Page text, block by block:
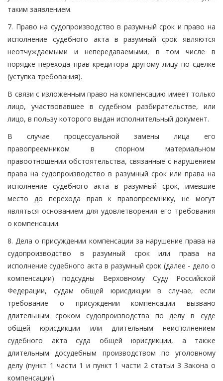
таким заявлением.
7. Право на судопроизводство в разумный срок и право на
исполнение судебного акта в разумный срок являются
неотчуждаемыми и непередаваемыми, в том числе в
порядке перехода прав кредитора другому лицу по сделке
(уступка требования).
В связи с изложенным право на компенсацию имеет только
лицо, участвовавшее в судебном разбирательстве, или
лицо, в пользу которого выдан исполнительный документ.
В случае процессуальной замены лица его
правопреемником в спорном материальном
правоотношении обстоятельства, связанные с нарушением
права на судопроизводство в разумный срок или права на
исполнение судебного акта в разумный срок, имевшие
место до перехода прав к правопреемнику, не могут
являться основанием для удовлетворения его требования
о компенсации.
8. Дела о присуждении компенсации за нарушение права на
судопроизводство в разумный срок или права на
исполнение судебного акта в разумный срок (далее - дело о
компенсации) подсудны Верховному Суду Российской
Федерации, судам общей юрисдикции в случае, если
требование о присуждении компенсации вызвано
длительным сроком судопроизводства по делу в суде
общей юрисдикции или длительным неисполнением
судебного акта суда общей юрисдикции, а также
длительным досудебным производством по уголовному
делу (пункт 1 части 1 и пункт 1 части 2 статьи 3 Закона о
компенсации).